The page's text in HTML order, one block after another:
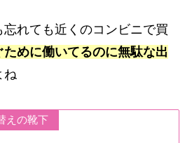
忘れても近くのコンビニで買
ために働いてるのに無駄な出
ね
えの靴下